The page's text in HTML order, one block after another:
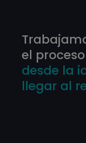
el
desde la
llegar al